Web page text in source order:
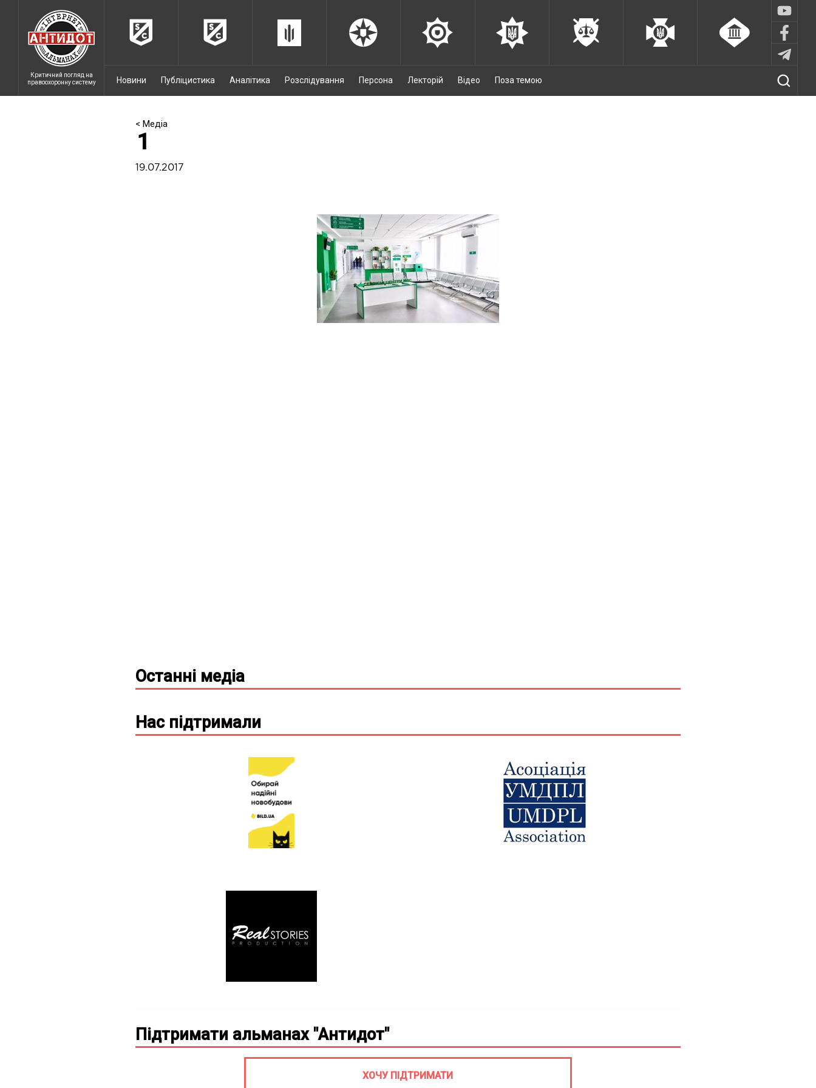
Критичний погляд на
правоохоронну систему
Новини Публіцистика Аналітика Розслідування Персона Лекторій Відео Поза темою
< Медіа
1
19.07.2017
Останні медіа
Нас підтримали
Підтримати альманах "Антидот"
ХОЧУ ПІДТРИМАТИ